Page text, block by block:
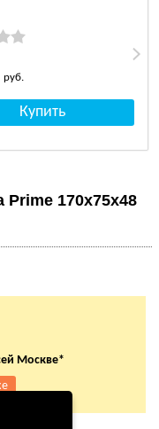
руб.
Prime 170х75х48
Москве*